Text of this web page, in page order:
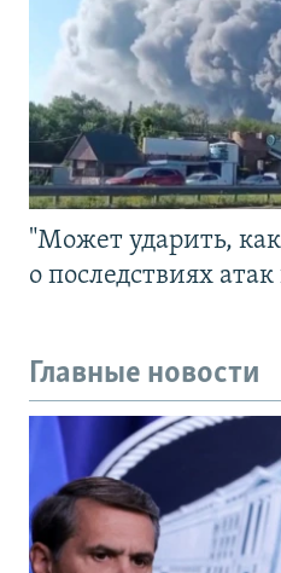
"Может ударить,
о последствиях
Главные новости